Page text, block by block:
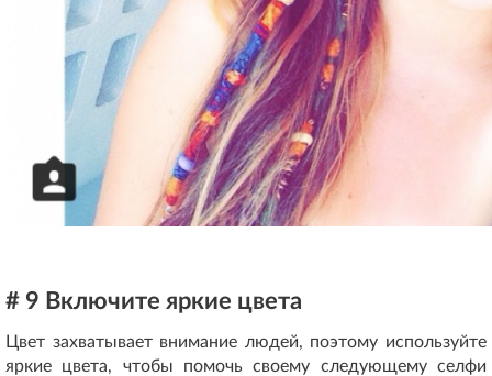
# 9 Включите яркие цвета
Цвет захватывает внимание людей, поэтому используйте
яркие цвета, чтобы помочь своему следующему селфи